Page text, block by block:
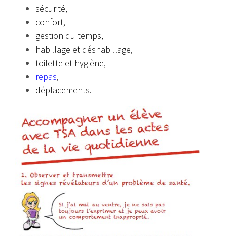
sécurité,
confort,
gestion du temps,
habillage et déshabillage,
toilette et hygiène,
repas,
déplacements.